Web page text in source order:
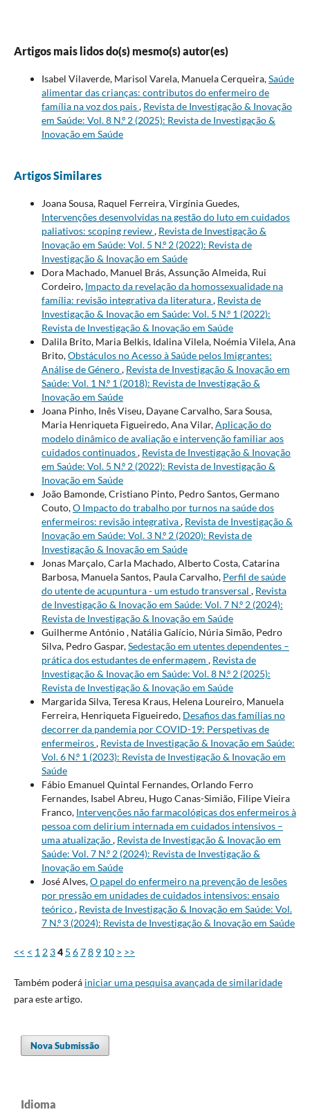
Artigos mais lidos do(s) mesmo(s) autor(es)
Isabel Vilaverde, Marisol Varela, Manuela Cerqueira,Saúde
alimentar das crianças: contributos do enfermeiro de
família na voz dos pais, Revista de Investigação & Inovação
em Saúde: Vol. 8 N.º 2 (2025): Revista de Investigação &
Inovação em Saúde
Artigos Similares
Joana Sousa, Raquel Ferreira, Virgínia Guedes,
Intervenções desenvolvidas na gestão do luto em cuidados
paliativos: scoping review, Revista de Investigação &
Inovação em Saúde: Vol. 5 N.º 2 (2022): Revista de
Investigação & Inovação em Saúde
Dora Machado, Manuel Brás, Assunção Almeida, Rui
Cordeiro, Impacto da revelação da homossexualidade na
família: revisão integrativa da literatura, Revista de
Investigação & Inovação em Saúde: Vol. 5 N.º 1 (2022):
Revista de Investigação & Inovação em Saúde
Dalila Brito, Maria Belkis, Idalina Vilela, Noémia Vilela, Ana
Brito,Obstáculos no Acesso à Saúde pelos Imigrantes:
Análise de Género, Revista de Investigação & Inovação em
Saúde: Vol. 1 N.º 1 (2018): Revista de Investigação &
Inovação em Saúde
Joana Pinho, Inês Viseu, Dayane Carvalho, Sara Sousa,
Maria Henriqueta Figueiredo, Ana Vilar,Aplicação do
modelo dinâmico de avaliação e intervenção familiar aos
cuidados continuados, Revista de Investigação & Inovação
em Saúde: Vol. 5 N.º 2 (2022): Revista de Investigação &
Inovação em Saúde
João Bamonde, Cristiano Pinto, Pedro Santos, Germano
Couto,O Impacto do trabalho por turnos na saúde dos
enfermeiros: revisão integrativa, Revista de Investigação &
Inovação em Saúde: Vol. 3 N.º 2 (2020): Revista de
Investigação & Inovação em Saúde
Jonas Marçalo, Carla Machado, Alberto Costa, Catarina
Barbosa, Manuela Santos, Paula Carvalho, Perfil de saúde
do utente de acupuntura - um estudo transversal , Revista
de Investigação & Inovação em Saúde: Vol. 7 N.º 2 (2024):
Revista de Investigação & Inovação em Saúde
Guilherme António , Natália Galício, Núria Simão, Pedro
Silva, Pedro Gaspar,Sedestação em utentes dependentes –
prática dos estudantes de enfermagem , Revista de
Investigação & Inovação em Saúde: Vol. 8 N.º 2 (2025):
Revista de Investigação & Inovação em Saúde
Margarida Silva, Teresa Kraus, Helena Loureiro, Manuela
Ferreira, Henriqueta Figueiredo, Desafios das famílias no
decorrer da pandemia por COVID-19: Perspetivas de
enfermeiros, Revista de Investigação & Inovação em Saúde:
Vol. 6 N.º 1 (2023): Revista de Investigação & Inovação em
Saúde
Fábio Emanuel Quintal Fernandes, Orlando Ferro
Fernandes, Isabel Abreu, Hugo Canas-Simião, Filipe Vieira
Franco, Intervenções não farmacológicas dos enfermeiros à
pessoa com delirium internada em cuidados intensivos –
uma atualização, Revista de Investigação & Inovação em
Saúde: Vol. 7 N.º 2 (2024): Revista de Investigação &
Inovação em Saúde
José Alves,O papel do enfermeiro na prevenção de lesões
por pressão em unidades de cuidados intensivos: ensaio
teórico, Revista de Investigação & Inovação em Saúde: Vol.
7 N.º 3 (2024): Revista de Investigação & Inovação em Saúde
<< < 1 2 34 5 678 9 10 > >>
Também poderá iniciar uma pesquisa avançada de similaridade
para este artigo.
Nova Submissão
Idioma